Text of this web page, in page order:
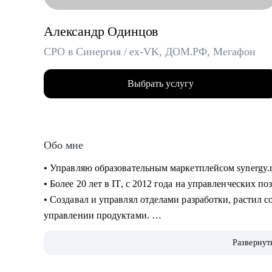
Александр Одинцов
CPO в Синергия / ex-VK, ДОМ.РФ, Мегафон
Выбрать услугу
Обо мне
• Управляю образовательным маркетплейсом
• Более 20 лет в IT, c 2012 года на управленческих
• Создавал и управлял отделами разработки, растил
управлении продуктами.
• Развивал метрики в b2c продуктах: DAU (до